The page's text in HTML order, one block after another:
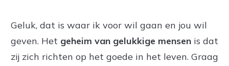
Geluk, dat is waar ik voor wil gaan en jou wil
geven. Het geheim van gelukkige mensen is dat
zij zich richten op het goede in het leven. Graag